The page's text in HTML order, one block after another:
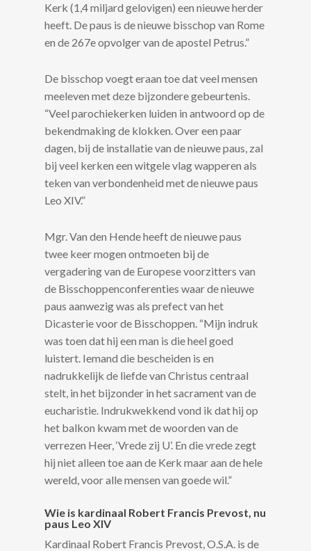
Kerk (1,4 miljard gelovigen) een nieuwe herder
heeft. De paus is de nieuwe bisschop van Rome
en de 267e opvolger van de apostel Petrus.”
De bisschop voegt eraan toe dat veel mensen
meeleven met deze bijzondere gebeurtenis.
“Veel parochiekerken luiden in antwoord op de
bekendmaking de klokken. Over een paar
dagen, bij de installatie van de nieuwe paus, zal
bij veel kerken een witgele vlag wapperen als
teken van verbondenheid met de nieuwe paus
Leo XIV.”
Mgr. Van den Hende heeft de nieuwe paus
twee keer mogen ontmoeten bij de
vergadering van de Europese voorzitters van
de Bisschoppenconferenties waar de nieuwe
paus aanwezig was als prefect van het
Dicasterie voor de Bisschoppen. “Mijn indruk
was toen dat hij een man is die heel goed
luistert. Iemand die bescheiden is en
nadrukkelijk de liefde van Christus centraal
stelt, in het bijzonder in het sacrament van de
eucharistie. Indrukwekkend vond ik dat hij op
het balkon kwam met de woorden van de
verrezen Heer, ‘Vrede zij U’. En die vrede zegt
hij niet alleen toe aan de Kerk maar aan de hele
wereld, voor alle mensen van goede wil.”
Wie is kardinaal Robert Francis Prevost, nu
paus Leo XIV
Kardinaal Robert Francis Prevost, O.S.A. is de